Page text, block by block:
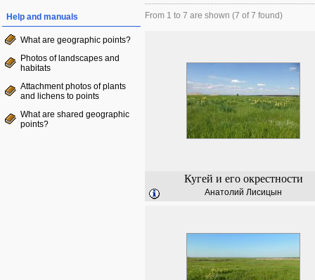
Help and manuals
What are geographic points?
Photos of landscapes and
habitats
Attachment photos of plants
and lichens to points
What are shared geographic
points?
From 1 to 7 are shown (7 of 7 found)
Кугей и его окрестности
Анатолий Лисицын